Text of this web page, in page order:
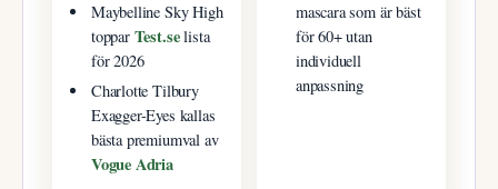
Maybelline Sky High
toppar Test.selista
för 2026
Charlotte Tilbury
Exagger-Eyes kallas
bästa premiumval av
Vogue Adria
mascara som är bäst
för 60+ utan
individuell
anpassning